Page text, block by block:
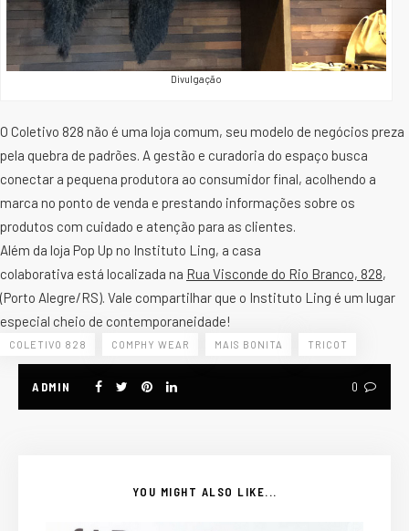
Divulgação
O Coletivo 828 não é uma loja comum, seu modelo de negócios preza
pela quebra de padrões. A gestão e curadoria do espaço busca
conectar a pequena produtora ao consumidor final, acolhendo a
marca no ponto de venda e prestando informações sobre os
produtos com cuidado e atenção para as clientes.
Além da loja Pop Up no Instituto Ling, a casa
colaborativa está localizada na Rua Visconde do Rio Branco, 828,
(Porto Alegre/RS). Vale compartilhar que o Instituto Ling é um lugar
especial cheio de contemporaneidade!
COLETIVO 828 COMPHY WEAR MAIS BONITA TRICOT
ADMIN 0
YOU MIGHT ALSO LIKE...